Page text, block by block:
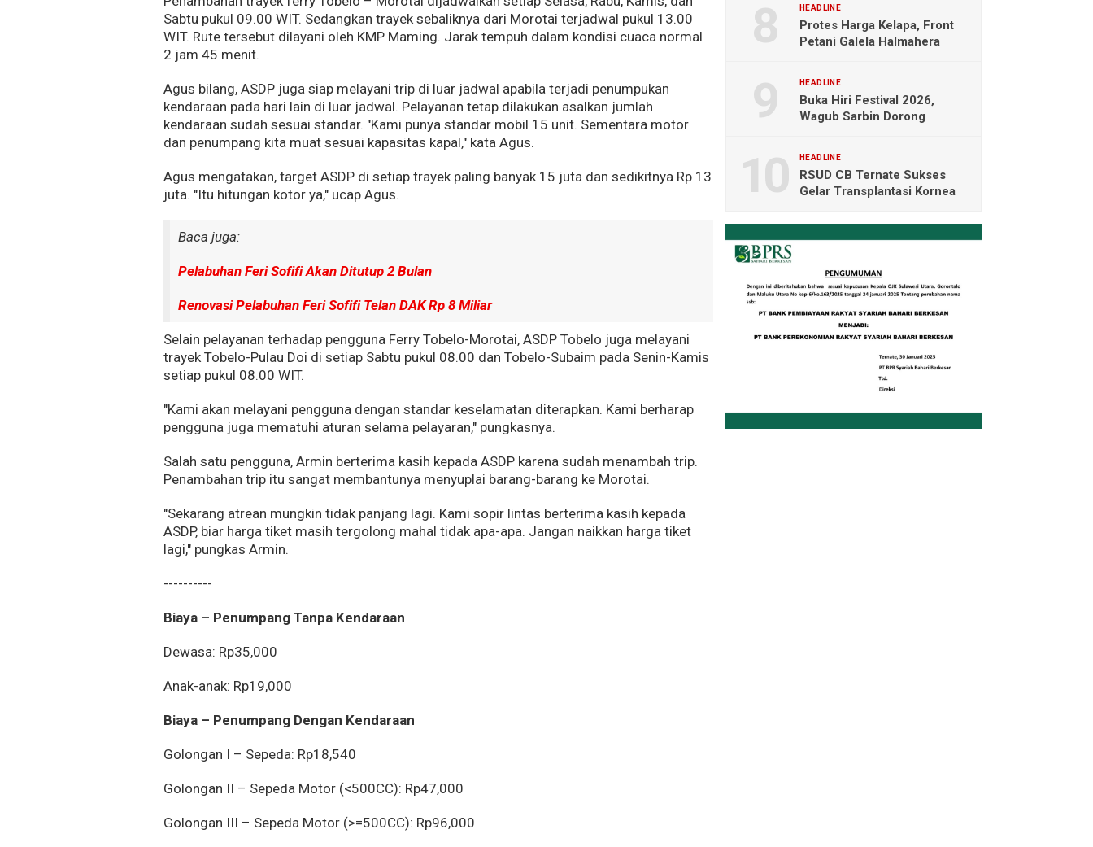
Sabtu pukul 09.00 WIT. Sedangkan trayek sebaliknya dari Morotai terjadwal pukul 13.00
WIT. Rute tersebut dilayani oleh KMP Maming. Jarak tempuh dalam kondisi cuaca normal
2 jam 45 menit.
Agus bilang, ASDP juga siap melayani trip di luar jadwal apabila terjadi penumpukan
kendaraan pada hari lain di luar jadwal. Pelayanan tetap dilakukan asalkan jumlah
kendaraan sudah sesuai standar. "Kami punya standar mobil 15 unit. Sementara motor
dan penumpang kita muat sesuai kapasitas kapal," kata Agus.
Agus mengatakan, target ASDP di setiap trayek paling banyak 15 juta dan sedikitnya Rp 13
juta. "Itu hitungan kotor ya," ucap Agus.
Baca juga:
Pelabuhan Feri Sofifi Akan Ditutup 2 Bulan
Renovasi Pelabuhan Feri Sofifi Telan DAK Rp 8 Miliar
Selain pelayanan terhadap pengguna Ferry Tobelo-Morotai, ASDP Tobelo juga melayani
trayek Tobelo-Pulau Doi di setiap Sabtu pukul 08.00 dan Tobelo-Subaim pada Senin-Kamis
setiap pukul 08.00 WIT.
"Kami akan melayani pengguna dengan standar keselamatan diterapkan. Kami berharap
pengguna juga mematuhi aturan selama pelayaran," pungkasnya.
Salah satu pengguna, Armin berterima kasih kepada ASDP karena sudah menambah trip.
Penambahan trip itu sangat membantunya menyuplai barang-barang ke Morotai.
"Sekarang atrean mungkin tidak panjang lagi. Kami sopir lintas berterima kasih kepada
ASDP, biar harga tiket masih tergolong mahal tidak apa-apa. Jangan naikkan harga tiket
lagi," pungkas Armin.
----------
Biaya – Penumpang Tanpa Kendaraan
Dewasa: Rp35,000
Anak-anak: Rp19,000
Biaya – Penumpang Dengan Kendaraan
Golongan I – Sepeda: Rp18,540
Golongan II – Sepeda Motor (<500CC): Rp47,000
Golongan III – Sepeda Motor (>=500CC): Rp96,000
HEADLINE
Protes Harga Kelapa, Front
Petani Galela Halmahera
HEADLINE
Buka Hiri Festival 2026,
Wagub Sarbin Dorong
HEADLINE
RSUD CB Ternate Sukses
Gelar Transplantasi Kornea